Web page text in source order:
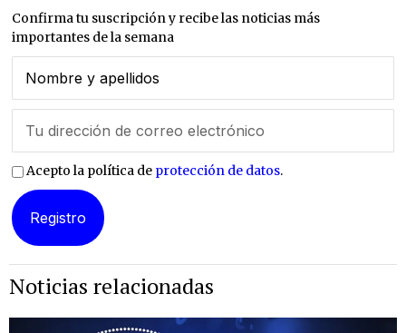
Confirma tu suscripción y recibe las noticias más
importantes de la semana
Acepto la política de protección de datos.
Noticias relacionadas